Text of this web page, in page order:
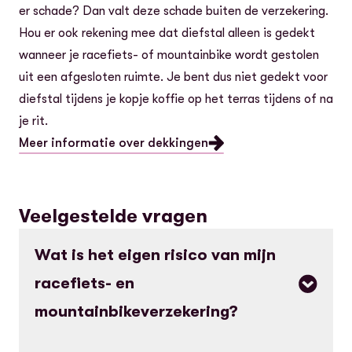
er schade? Dan valt deze schade buiten de verzekering.
Hou er ook rekening mee dat diefstal alleen is gedekt
wanneer je racefiets- of mountainbike wordt gestolen
uit een afgesloten ruimte. Je bent dus niet gedekt voor
diefstal tijdens je kopje koffie op het terras tijdens of na
je rit.
Meer informatie over dekkingen
Veelgestelde vragen
Wat is het eigen risico van mijn
racefiets- en
mountainbikeverzekering?